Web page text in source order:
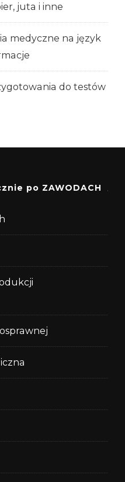
juta i inne
medyczne na język
do testów
po ZAWODACH